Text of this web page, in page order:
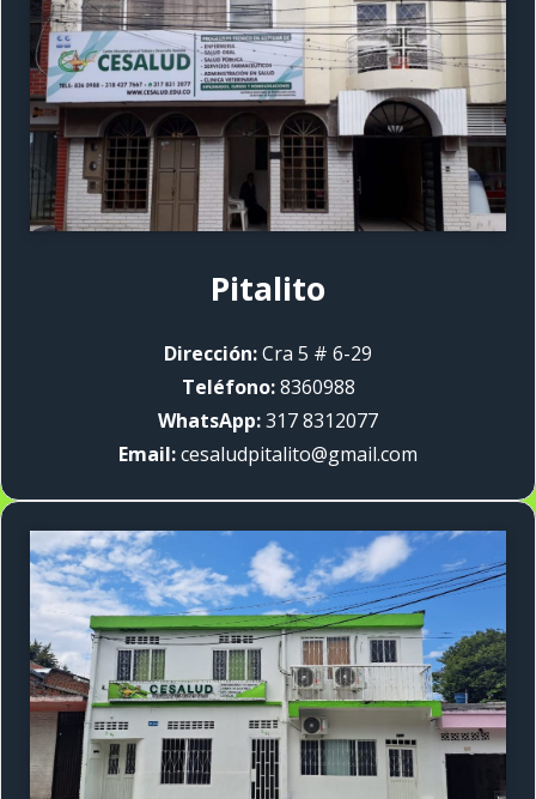
Pitalito
Dirección:Cra 5 # 6-29
Teléfono:8360988
WhatsApp:317 8312077
Email:cesaludpitalito@gmail.com